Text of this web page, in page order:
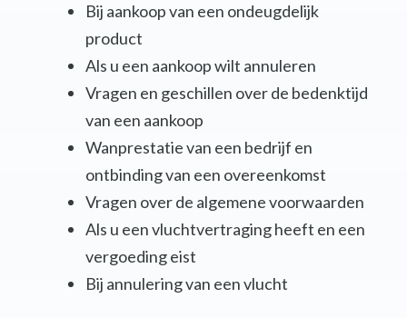
Bij aankoop van een ondeugdelijk
product
Als u een aankoop wilt annuleren
Vragen en geschillen over de bedenktijd
van een aankoop
Wanprestatie van een bedrijf en
ontbinding van een overeenkomst
Vragen over de algemene voorwaarden
Als u een vluchtvertraging heeft en een
vergoeding eist
Bij annulering van een vlucht